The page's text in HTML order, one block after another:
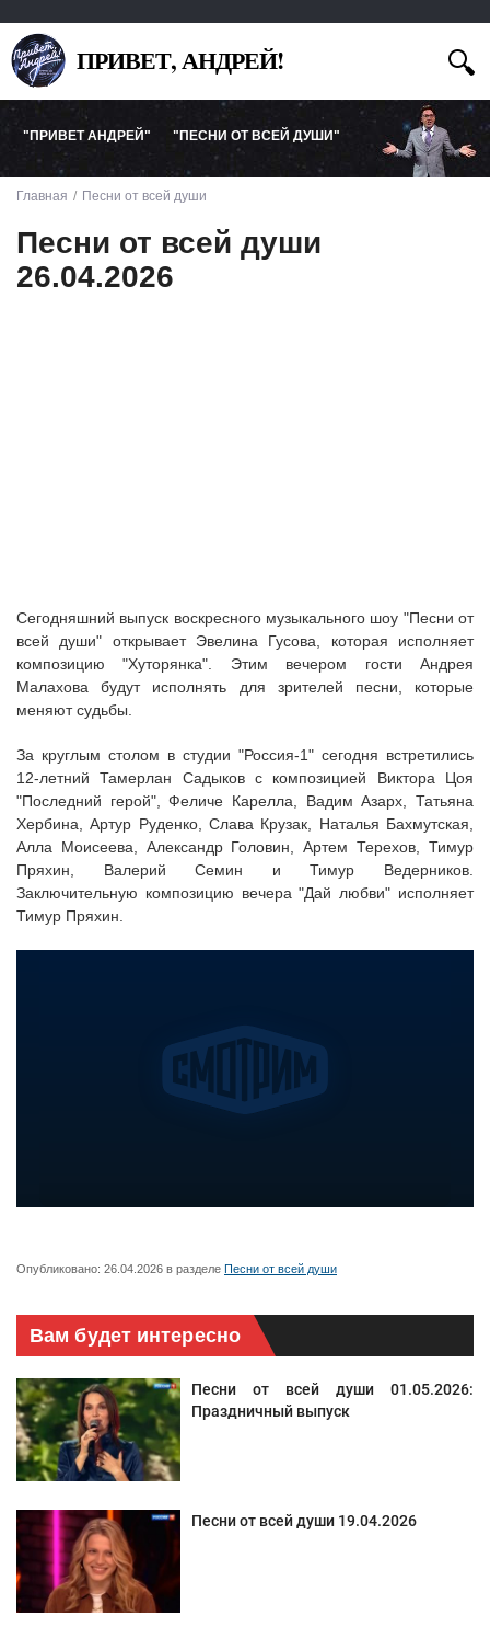
ПРИВЕТ, АНДРЕЙ!
"ПРИВЕТ АНДРЕЙ" "ПЕСНИ ОТ ВСЕЙ ДУШИ"
Главная Песни от всей души
Песни от всей души
26.04.2026
Сегодняшний выпуск воскресного музыкального шоу "Песни от
всей души" открывает Эвелина Гусова, которая исполняет
композицию "Хуторянка". Этим вечером гости Андрея
Малахова будут исполнять для зрителей песни, которые
меняют судьбы.
За круглым столом в студии "Россия-1" сегодня встретились
12-летний Тамерлан Садыков с композицией Виктора Цоя
"Последний герой", Феличе Карелла, Вадим Азарх, Татьяна
Хербина, Артур Руденко, Слава Крузак, Наталья Бахмутская,
Алла Моисеева, Александр Головин, Артем Терехов, Тимур
Пряхин, Валерий Семин и Тимур Ведерников.
Заключительную композицию вечера "Дай любви" исполняет
Тимур Пряхин.
Опубликовано: 26.04.2026 в разделе Песни от всей души
Вам будет интересно
Песни от всей души 01.05.2026:
Праздничный выпуск
Песни от всей души 19.04.2026